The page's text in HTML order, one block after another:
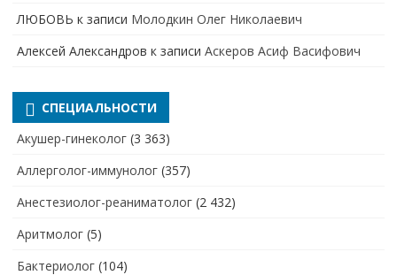
ЛЮБОВЬ к записи Молодкин Олег Николаевич
Алексей Александров к записи Аскеров Асиф Васифович
СПЕЦИАЛЬНОСТИ
Акушер-гинеколог (3 363)
Аллерголог-иммунолог (357)
Анестезиолог-реаниматолог (2 432)
Аритмолог (5)
Бактериолог (104)